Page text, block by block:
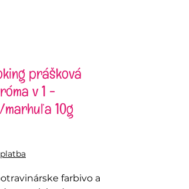
prášková
v 1 -
marhuľa 10g
farbivo a